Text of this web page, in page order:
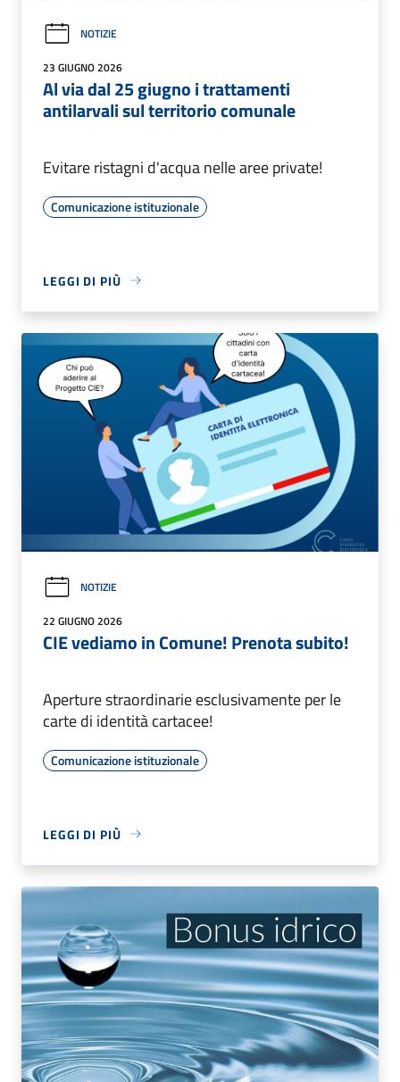
NOTIZIE
23 GIUGNO 2026
Al via dal 25 giugno i trattamenti
antilarvali sul territorio comunale
Evitare ristagni d'acqua nelle aree private!
Comunicazione istituzionale
LEGGI DI PIÙ
NOTIZIE
22 GIUGNO 2026
CIE vediamo in Comune! Prenota subito!
Aperture straordinarie esclusivamente per le
carte di identità cartacee!
Comunicazione istituzionale
LEGGI DI PIÙ